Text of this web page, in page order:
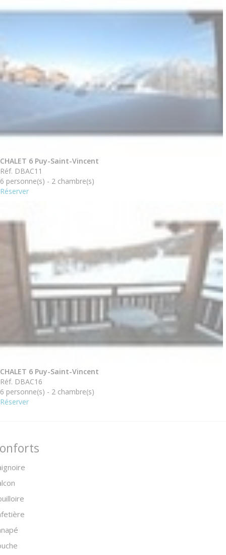
CHALET 6 Puy-Saint-Vincent
Réf. DBAC11
6 personne(s) - 2 chambre(s)
Réserver
CHALET 6 Puy-Saint-Vincent
Réf. DBAC16
6 personne(s) - 2 chambre(s)
Réserver